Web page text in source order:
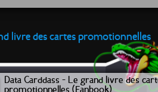
livre des cartes promotionnelles
Data Carddass - Le grand livre des